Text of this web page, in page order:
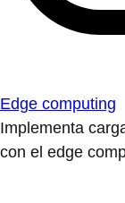
Edge computing
Implementa
con el edge